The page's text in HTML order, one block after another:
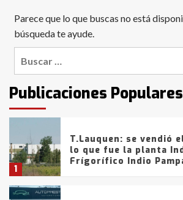
Parece que lo que buscas no está
búsqueda te ayude.
Publicaciones Populares
6
con lluvias y heladas,
de la provincia
intentaron evadir a la
fueron detenidos por
comercialización de
tarde del sábado
1
T.Lauquen: se vendió
lo que fue la planta
Frígorífico Indio